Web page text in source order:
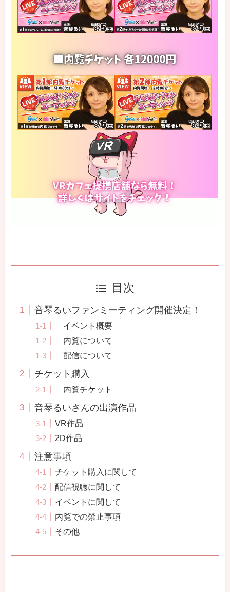
目次
音琴るいファンミーティング開催決定！
イベント概要
内覧について
配信について
チケット購入
内覧チケット
音琴るいさんの出演作品
VR作品
2D作品
注意事項
チケット購入に関して
配信視聴に関して
イベントに関して
内覧での禁止事項
その他